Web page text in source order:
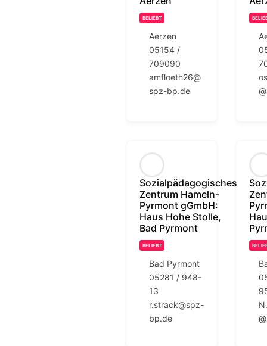
BELIEBT
Aerzen
05154 /
709090
amfloeth26@
spz-bp.de
Sozialpädagogisches
Zentrum Hameln-
Pyrmont gGmbH:
Haus Hohe Stolle,
Bad Pyrmont
BELIEBT
Bad Pyrmont
05281 / 948-
13
r.strack@spz-
bp.de